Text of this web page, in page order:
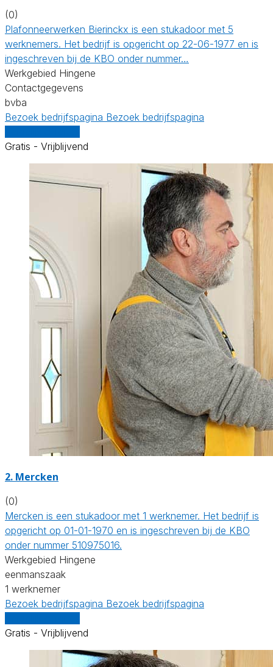
(0)
Plafonneerwerken Bierinckx is een stukadoor met 5
werknemers. Het bedrijf is opgericht op 22-06-1977 en is
ingeschreven bij de KBO onder nummer…
Werkgebied Hingene
Contactgegevens
bvba
Bezoek bedrijfspagina Bezoek bedrijfspagina
Gratis - Vrijblijvend
2. Mercken
(0)
Mercken is een stukadoor met 1 werknemer. Het bedrijf is
opgericht op 01-01-1970 en is ingeschreven bij de KBO
onder nummer 510975016.
Werkgebied Hingene
eenmanszaak
1 werknemer
Bezoek bedrijfspagina Bezoek bedrijfspagina
Gratis - Vrijblijvend